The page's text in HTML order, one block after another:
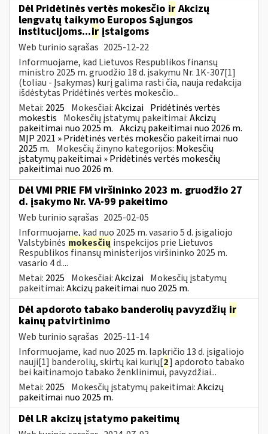
Dėl Pridėtinės vertės mokesčio ir Akcizų
lengvatų taikymo Europos Sąjungos
institucijoms...ir įstaigoms
Web turinio sąrašas 2025-12-22
Informuojame, kad Lietuvos Respublikos finansų
ministro 2025 m. gruodžio 18 d. įsakymu Nr. 1K-307[1]
(toliau - Įsakymas) kurį galima rasti čia, nauja redakcija
išdėstytas Pridėtinės vertės mokesčio...
Metai: 2025 Mokesčiai:Akcizai Pridėtinės vertės
mokestis Mokesčių įstatymų pakeitimai:Akcizų
pakeitimai nuo 2025 m. Akcizų pakeitimai nuo 2026 m.
MĮP 2021 » Pridėtinės vertės mokesčio pakeitimai nuo
2025 m. Mokesčių žinyno kategorijos: Mokesčių
įstatymų pakeitimai » Pridėtinės vertės mokesčių
pakeitimai nuo 2026 m.
Dėl VMI PRIE FM viršininko 2023 m. gruodžio 27
d. įsakymo Nr. VA-99 pakeitimo
Web turinio sąrašas 2025-02-05
Informuojame, kad nuo 2025 m. vasario 5 d. įsigaliojo
Valstybinės mokesčių inspekcijos prie Lietuvos
Respublikos finansų ministerijos viršininko 2025 m.
vasario 4 d....
Metai: 2025 Mokesčiai:Akcizai Mokesčių įstatymų
pakeitimai:Akcizų pakeitimai nuo 2025 m.
Dėl apdoroto tabako banderolių pavyzdžių ir
kainų patvirtinimo
Web turinio sąrašas 2025-11-14
Informuojame, kad nuo 2025 m. lapkričio 13 d. įsigaliojo
nauji[1] banderolių, skirtų kai kurių[2] apdoroto tabako
bei kaitinamojo tabako ženklinimui, pavyzdžiai...
Metai: 2025 Mokesčių įstatymų pakeitimai:Akcizų
pakeitimai nuo 2025 m.
Dėl LR akcizų įstatymo pakeitimų